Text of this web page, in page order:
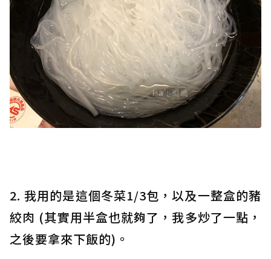
2. 我用的是這個冬菜1/3包，以及一整盒的豬
絞肉 (其實用半盒也就夠了，我多炒了一點，
之後要拿來下飯的)。